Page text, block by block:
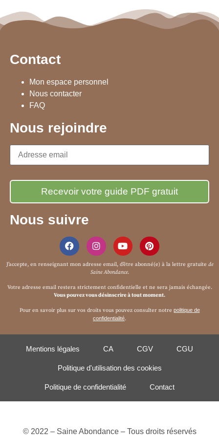
Contact
Mon espace personnel
Nous contacter
FAQ
Nous rejoindre
Nous suivre
J’accepte, en renseignant mon adresse email, d’être abonné(e) à la lettre gratuite de
Saine Abondance.
Votre adresse email restera strictement confidentielle et ne sera jamais échangée.
Vous pouvez vous désinscrire à tout moment.
Pour en savoir plus sur vos droits vous pouvez consulter notre politique de
confidentialité.
Mentions légales CA CGV CGU
Politique d'utilisation des cookies
Politique de confidentialité Contact
© 2022 – Saine Abondance – Tous droits réservés